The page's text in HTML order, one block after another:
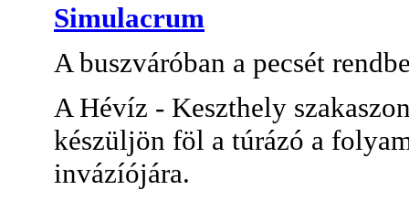
Simulacrum
A buszváróban a pecsét
A Hévíz - Keszthely
készüljön föl a túrázó a
invázíójára.